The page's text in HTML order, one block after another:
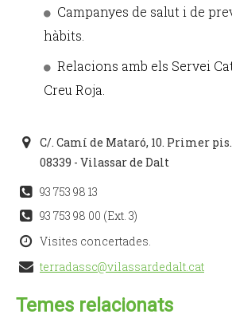
Campanyes de salut i de
hàbits.
Relacions amb els Servei
Creu Roja.
C/. Camí de Mataró, 10. Primer pis.
08339 - Vilassar de Dalt
93 753 98 13
93 753 98 00 (Ext. 3)
Visites concertades.
terradassc@vilassardedalt.cat
Temes relacionats